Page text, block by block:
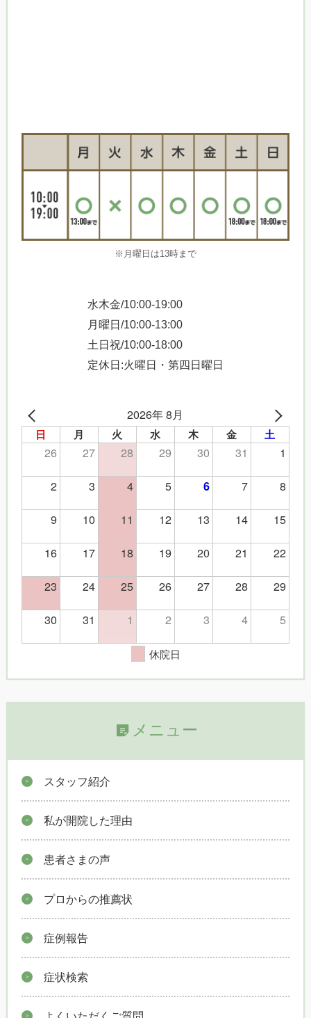
※月曜日は13時まで
水木金/10:00-19:00
月曜日/10:00-13:00
土日祝/10:00-18:00
定休日:火曜日・第四日曜日
2026年 8月
日 月 火 水 木 金 土
26 27 28 29 30 31
1
2
3 4 5 6 7
8
9
10 11 12 13 14
15
16
17 18 19 20 21
22
23
24 25 26 27 28
29
30
31 1 2 3 4 5
休院日
メニュー
スタッフ紹介
私が開院した理由
患者さまの声
プロからの推薦状
症例報告
症状検索